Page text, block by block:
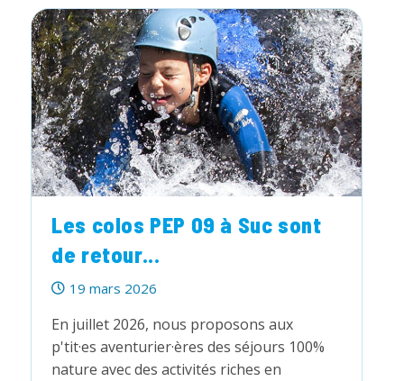
et
le
Centre
de
Montagne
de
Suc :
une
belle
rencontre
Les colos PEP 09 à Suc sont
de retour...
Publication
19 mars 2026
En juillet 2026, nous proposons aux
p'tit·es aventurier·ères des séjours 100%
nature avec des activités riches en